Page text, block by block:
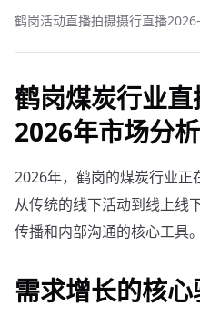
鹤岗活动直播拍摄摄行直播
鹤岗煤炭行业直
2026年市场分析
2026年，鹤岗的煤炭行业正
从传统的线下活动到线上线
传播和内部沟通的核心工具。
需求增长的核